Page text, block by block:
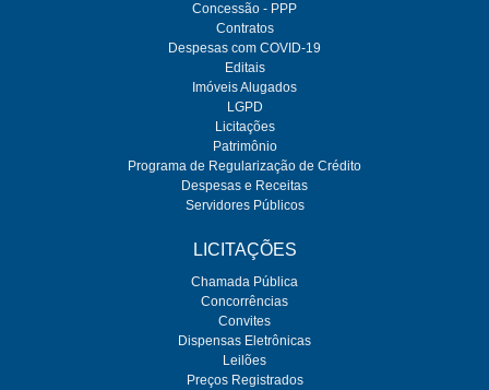
Concessão - PPP
Contratos
Despesas com COVID-19
Editais
Imóveis Alugados
LGPD
Licitações
Patrimônio
Programa de Regularização de Crédito
Despesas e Receitas
Servidores Públicos
LICITAÇÕES
Chamada Pública
Concorrências
Convites
Dispensas Eletrônicas
Leilões
Preços Registrados